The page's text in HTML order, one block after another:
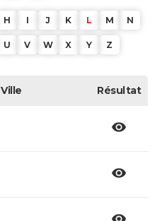
H I J K L M N
U V W X Y Z
Ville Résultat